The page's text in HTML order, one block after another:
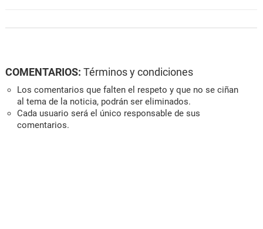
COMENTARIOS: Términos y condiciones
Los comentarios que falten el respeto y que no se ciñan
al tema de la noticia, podrán ser eliminados.
Cada usuario será el único responsable de sus
comentarios.